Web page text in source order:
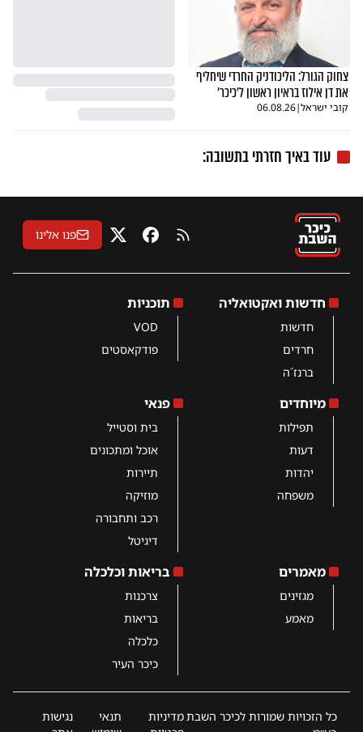
צחוק הגורל: הליכודניק החרדי שיחליף
את דן אילוז בראיון ראשון ל'כיכר'
קובי ישראל|
06.08.26
עוד באיך חזרתי בתשובה:
RSS פייסבוקX פנו אלינו
חדשות ואקטואליה
חדשות
חרדים
ברנז´ה
תוכניות
VOD
פודקאסטים
מיוחדים
תפילות
דעות
יהדות
משפחה
פנאי
בית וסטייל
אוכל ומתכונים
תיירות
מוזיקה
רכב ותחבורה
דיגיטל
מאמרים
מגזינים
מאמע
בריאות וכלכלה
צרכנות
בריאות
כלכלה
כיכר העיר
כל הזכויות שמורות לכיכר השבתמדיניות
תנאי
נגישות